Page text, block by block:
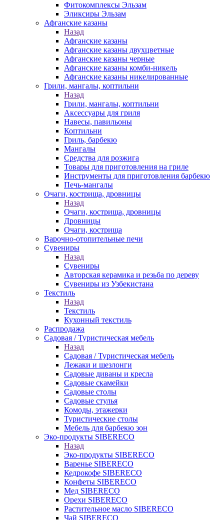
Фитокомплексы Эльзам
Эликсиры Эльзам
Афганские казаны
Назад
Афганские казаны
Афганские казаны двухцветные
Афганские казаны черные
Афганские казаны комби-никель
Афганские казаны никелированные
Грили, мангалы, коптильни
Назад
Грили, мангалы, коптильни
Аксессуары для гриля
Навесы, павильоны
Коптильни
Гриль, барбекю
Мангалы
Средства для розжига
Товары для приготовления на гриле
Инструменты для приготовления барбекю
Печь-мангалы
Очаги, кострища, дровницы
Назад
Очаги, кострища, дровницы
Дровницы
Очаги, кострища
Варочно-отопительные печи
Сувениры
Назад
Сувениры
Авторская керамика и резьба по дереву
Сувениры из Узбекистана
Текстиль
Назад
Текстиль
Кухонный текстиль
Распродажа
Садовая / Туристическая мебель
Назад
Садовая / Туристическая мебель
Лежаки и шезлонги
Садовые диваны и кресла
Садовые скамейки
Садовые столы
Садовые стулья
Комоды, этажерки
Туристические столы
Мебель для барбекю зон
Эко-продукты SIBERECO
Назад
Эко-продукты SIBERECO
Варенье SIBERECO
Кедрокофе SIBERECO
Конфеты SIBERECO
Мед SIBERECO
Орехи SIBERECO
Растительное масло SIBERECO
Чай SIBERECO